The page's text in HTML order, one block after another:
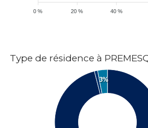
40 %
20 %
0 %
Type de résidence à
3%